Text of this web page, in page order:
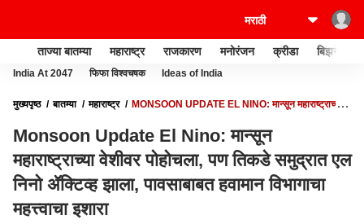
ताज्या बातम्या महाराष्ट्र राजकारण मनोरंजन क्रीडा बिझनेस
India At 2047 फिफा विश्वचषक Ideas of India
मुख्यपृष्ठ बातम्या महाराष्ट्र
MONSOON UPDATE EL NINO: मान्सून महाराष्ट्राच्या
महत्त्वाचा इशारा
Monsoon Update El Nino: मान्सून
महाराष्ट्राच्या वेशीवर पोहोचला, पण तिकडे समुद्रात एल
निनो ॲक्टिव्ह झाला, पावसाबाबत हवामान विभागाचा
महत्त्वाचा इशारा